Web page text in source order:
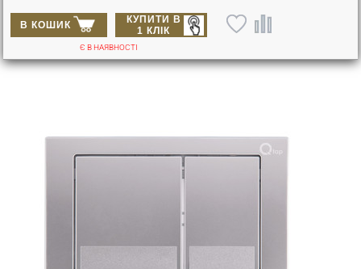
В КОШИК
КУПИТИ В
1 КЛІК
Є В НАЯВНОСТІ